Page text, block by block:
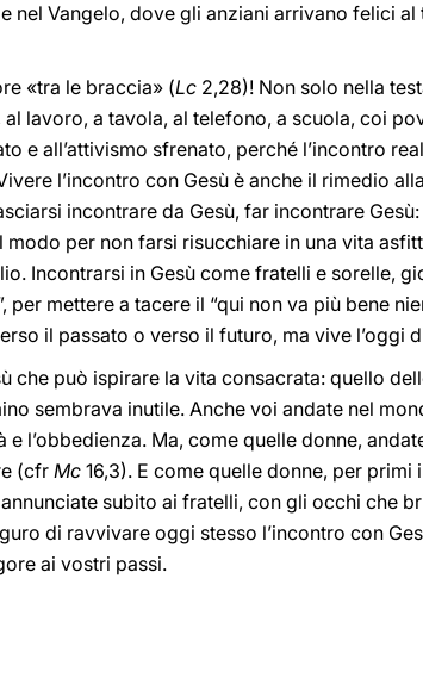
nel Vangelo, dove gli anziani arrivano felici
«tra le braccia» (Lc 2,28)! Non solo nella
lavoro, a tavola, al telefono, a scuola, coi
e all’attivismo sfrenato, perché l’incontro
l’incontro con Gesù è anche il rimedio alla
incontrare da Gesù, far incontrare
per non farsi risucchiare in una vita
Incontrarsi in Gesù come fratelli e sorelle,
mettere a tacere il “qui non va più bene
il passato o verso il futuro, ma vive l’oggi
che può ispirare la vita consacrata: quello
sembrava inutile. Anche voi andate nel
l’obbedienza. Ma, come quelle donne,
(cfr Mc 16,3). E come quelle donne, per primi
subito ai fratelli, con gli occhi che
di ravvivare oggi stesso l’incontro con
ai vostri passi.